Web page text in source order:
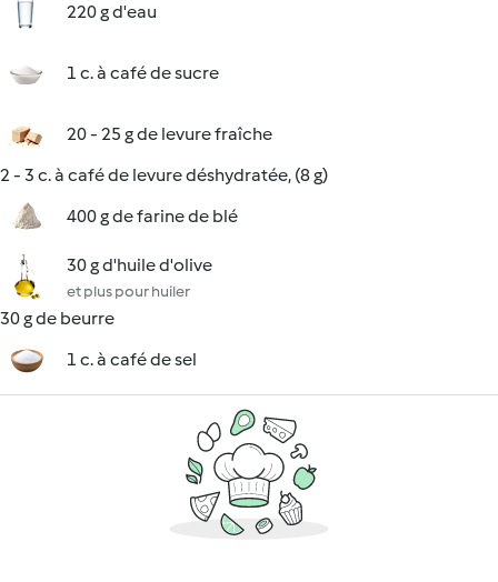
220 g d'eau
1 c. à café de sucre
20 - 25 g de levure fraîche
2 - 3 c. à café de levure déshydratée, (8 g)
400 g de farine de blé
30 g d'huile d'olive
et plus pour huiler
30 g de beurre
1 c. à café de sel